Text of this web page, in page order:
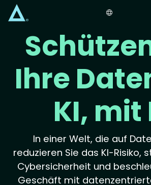
content
Ihre
KI, mit
In einer Welt, die auf
reduzieren Sie das KI-Risiko,
Cybersicherheit und
Geschäft mit